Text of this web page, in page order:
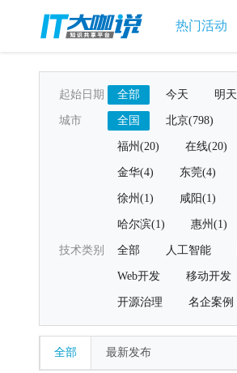
热门活动
起始日期 全部 今天 明天
城市 全国 北京(798)
福州(20) 在线(20)
金华(4) 东莞(4)
徐州(1) 咸阳(1)
哈尔滨(1) 惠州(1)
技术类别 全部 人工智能
Web开发 移动开发
开源治理 名企案例
全部 最新发布